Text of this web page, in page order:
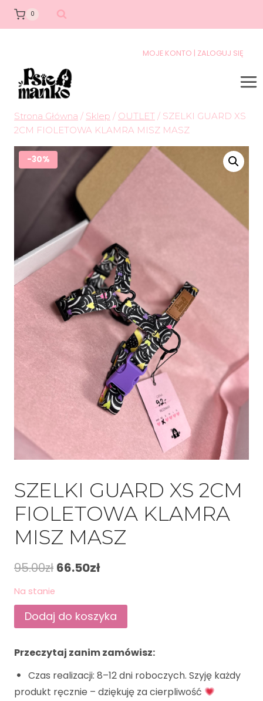
0
MOJE KONTO | ZALOGUJ SIĘ
Strona Główna / Sklep / OUTLET / SZELKI GUARD XS
2CM FIOLETOWA KLAMRA MISZ MASZ
-30%
SZELKI GUARD XS 2CM
FIOLETOWA KLAMRA
MISZ MASZ
95.00zł 66.50zł
Na stanie
Dodaj do koszyka
Przeczytaj zanim zamówisz:
Czas realizacji: 8–12 dni roboczych. Szyję każdy
produkt ręcznie – dziękuję za cierpliwość